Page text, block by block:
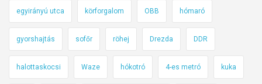
r
á
t
t
egyirányú utca körforgalom OBB hómaró
gyorshajtás sofőr röhej Drezda DDR
halottaskocsi Waze hókotró 4-es metró kuka